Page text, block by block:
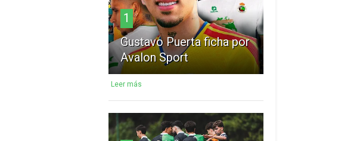
1
Gustavo Puerta ficha por
Avalon Sport
Leer más